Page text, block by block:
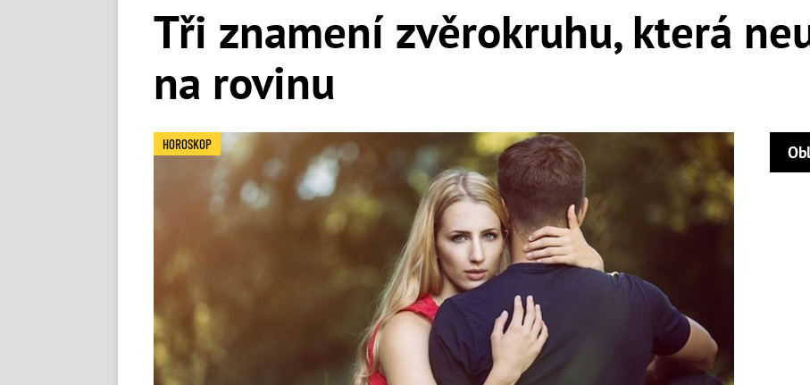
Tři znamení zvěrokruhu, která
na rovinu
HOROSKOP